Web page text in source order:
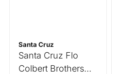
Santa Cruz
Santa Cruz Flo
Colbert Brothers